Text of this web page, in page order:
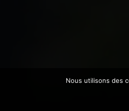
Nous utilisons des